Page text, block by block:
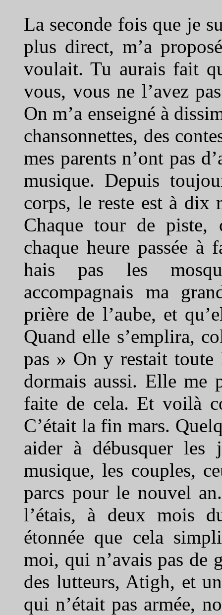
La seconde fois que je
plus direct, m’a
voulait. Tu aurais fait
vous, vous ne l’avez
On m’a enseigné à
chansonnettes, des
mes parents n’ont pas
musique. Depuis
corps, le reste est à dix
Chaque tour de piste,
chaque heure passée à
hais pas les
accompagnais ma
prière de l’aube, et
Quand elle s’emplira,
pas » On y restait toute
dormais aussi. Elle me
faite de cela. Et voilà
C’était la fin mars.
aider à débusquer les
musique, les couples,
parcs pour le nouvel
l’étais, à deux mois
étonnée que cela
moi, qui n’avais pas de
des lutteurs, Atigh, et
qui n’était pas armée,